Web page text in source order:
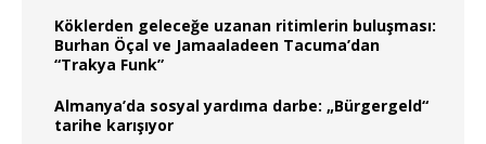
Köklerden geleceğe uzanan ritimlerin buluşması:
Burhan Öçal ve Jamaaladeen Tacuma’dan
“Trakya Funk”
Almanya’da sosyal yardıma darbe: „Bürgergeld“
tarihe karışıyor